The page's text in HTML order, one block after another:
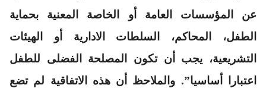
عن المؤسسات العامة أو الخاصة المعنية بحماية
الطفل، المحاكم، السلطات الادارية أو الهيئات
التشريعية، يجب أن تكون المصلحة الفضلى للطفل
اعتبارا أساسيا”. والملاحظ أن هذه الاتفاقية لم تضع